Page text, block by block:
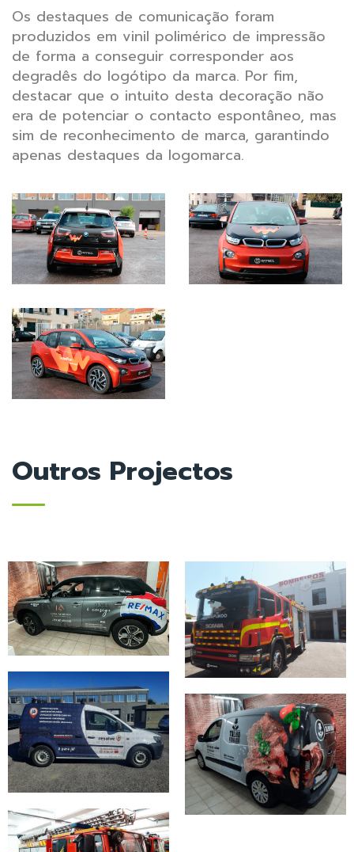
Os destaques de comunicação foram
produzidos em vinil polimérico de impressão
de forma a conseguir corresponder aos
degradês do logótipo da marca. Por fim,
destacar que o intuito desta decoração não
era de potenciar o contacto espontâneo, mas
sim de reconhecimento de marca, garantindo
apenas destaques da logomarca.
Outros Projectos